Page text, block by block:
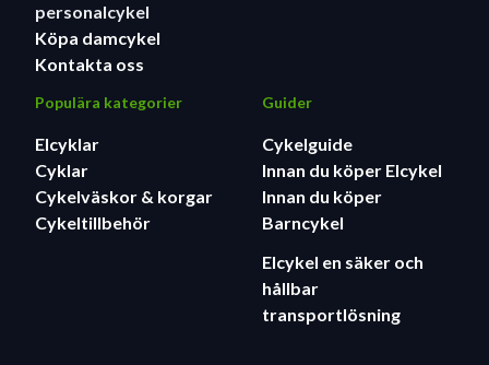
personalcykel
Köpa damcykel
Kontakta oss
Populära kategorier
Elcyklar
Cyklar
Cykelväskor & korgar
Cykeltillbehör
Guider
Cykelguide
Innan du köper Elcykel
Innan du köper
Barncykel
Elcykel en säker och
hållbar
transportlösning